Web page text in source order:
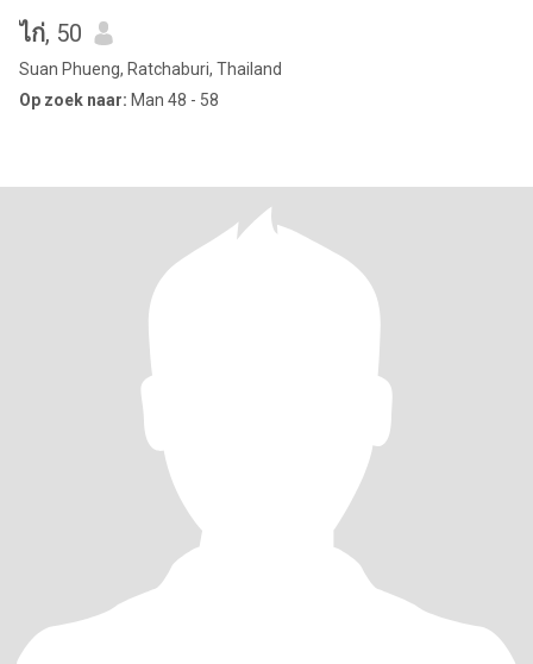
ไก่, 50
Suan Phueng, Ratchaburi, Thailand
Op zoek naar: Man 48 - 58